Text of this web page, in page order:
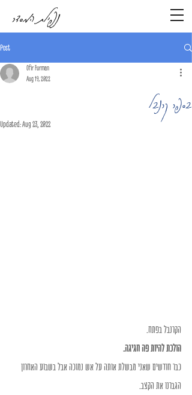
נפילת המסדר
Post
בספר קרנבל
Ofir Furman
Aug 19, 2022
Updated:Aug 23, 2022
הקרנבל בפתח.
הולכת להיות פה חגיגה.
כבר חודשים שאני מבשלת אותה על אש נמוכה אבל בשבוע האחרון
הגברנו את הקצב.